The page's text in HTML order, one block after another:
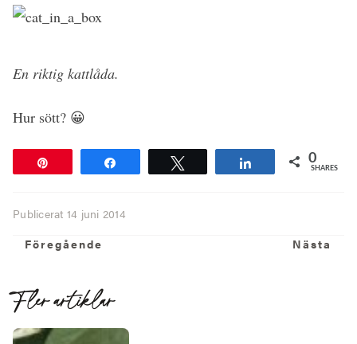
En riktig kattlåda.
Hur sött? 😀
Share 0
SHARES
Publicerat 14 juni 2014
Föregående
Föregående Nästa
Fler artiklar